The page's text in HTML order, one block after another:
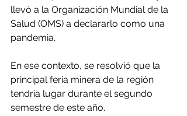
llevó a la Organización Mundial de la
Salud (OMS) a declararlo como una
pandemia.
En ese contexto, se resolvió que la
principal feria minera de la región
tendría lugar durante el segundo
semestre de este año.